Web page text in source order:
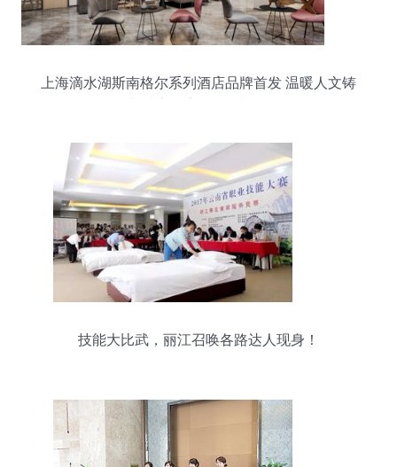
上海滴水湖斯南格尔系列酒店品牌首发 温暖人文铸
技能大比武，丽江召唤各路达人现身！